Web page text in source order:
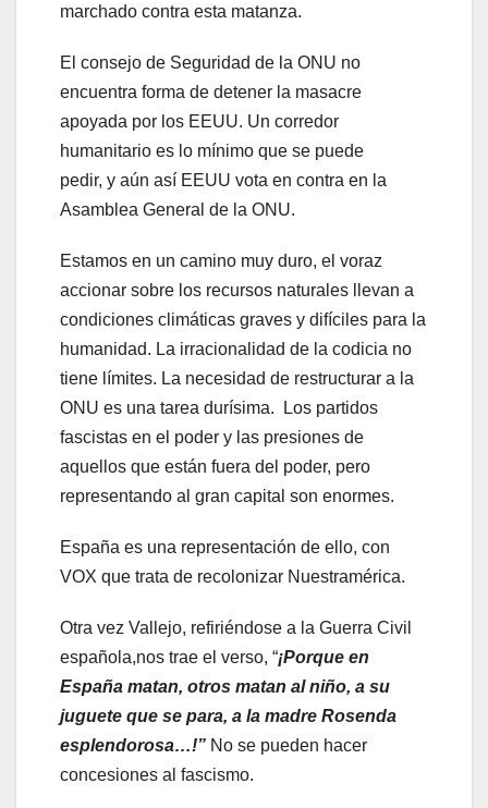
marchado contra esta matanza.
El consejo de Seguridad de la ONU no
encuentra forma de detener la masacre
apoyada por los EEUU. Un corredor
humanitario es lo mínimo que se puede
pedir, y aún así EEUU vota en contra en la
Asamblea General de la ONU.
Estamos en un camino muy duro, el voraz
accionar sobre los recursos naturales llevan a
condiciones climáticas graves y difíciles para la
humanidad. La irracionalidad de la codicia no
tiene límites. La necesidad de restructurar a la
ONU es una tarea durísima. Los partidos
fascistas en el poder y las presiones de
aquellos que están fuera del poder, pero
representando al gran capital son enormes.
España es una representación de ello, con
VOX que trata de recolonizar Nuestramérica.
Otra vez Vallejo, refiriéndose a la Guerra Civil
española,nos trae el verso, “¡Porque en
España matan, otros matan al niño, a su
juguete que se para, a la madre Rosenda
esplendorosa…!” No se pueden hacer
concesiones al fascismo.